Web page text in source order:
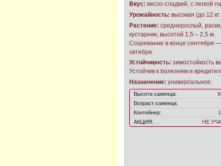
Вкус: кисло-сладкий, с легкой
Урожайность: высокая (до 12 кг
Растение: среднерослый,
кустарник, высотой 1,5 – 2,5 м.
Созревание в конце сентября
октября.
Устойчивость: зимостойкость
Устойчив к болезням и
Назначение: универсальное.
Высота саженца:
Возраст саженца:
Контейнер:
АКЦИЯ:
НЕ